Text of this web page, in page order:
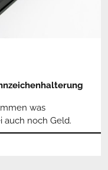
was
auch noch Geld.
wurde speziell